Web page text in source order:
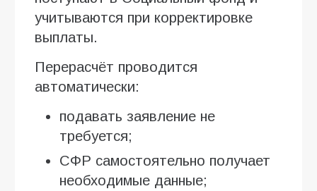
учитываются при корректировке
выплаты.
Перерасчёт проводится
автоматически:
подавать заявление не
требуется;
СФР самостоятельно получает
необходимые данные;